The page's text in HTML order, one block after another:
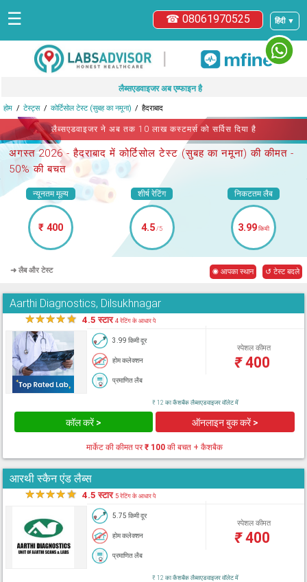
हिंदी ▼
☎ 08061970525
☰
|
लैब्सएडवाइजर अब एम्फाइन है
होम टेस्ट्स कोर्टिसोल टेस्ट (सुबह का नमूना) हैदराबाद
लैब्सएडवाइजर ने अब तक 10 लाख कस्टमर्स को सर्विस दिया है
अगस्त 2026 -हैदराबाद में कोर्टिसोल टेस्ट (सुबह का नमूना) की कीमत -
50% की बचत
न्यूनतम मूल्य
₹ 400
शीर्ष रेटिंग
4.5/5
निकटतम लैब
3.99किमी
➜ लैब और टेस्ट ◉ आपका स्थान ↺ टेस्ट बदले
Aarthi Diagnostics, Dilsukhnagar
★★★★★ 4.5 स्टार4 रेटिंग के आधार पे
3.99 किमी दूर
होम कलेक्शन
प्रमाणित लैब
स्पेशल कीमत
₹400
₹ 12 का कैशबैक लैब्सएडवाइजर वॉलेट में
कॉल करें > ऑनलाइन बुक करें >
मार्केट की कीमत पर₹ 100की बचत + कैशबैक
आरथी स्कैन एंड लैब्स
★★★★★ 4.5 स्टार5 रेटिंग के आधार पे
5.75 किमी दूर
होम कलेक्शन
प्रमाणित लैब
स्पेशल कीमत
₹400
₹ 12 का कैशबैक लैब्सएडवाइजर वॉलेट में